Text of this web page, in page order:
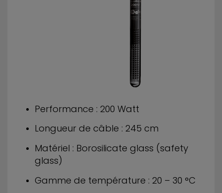
Performance : 200 Watt
Longueur de câble : 245 cm
Matériel : Borosilicate glass (safety
glass)
Gamme de température : 20 – 30 °C